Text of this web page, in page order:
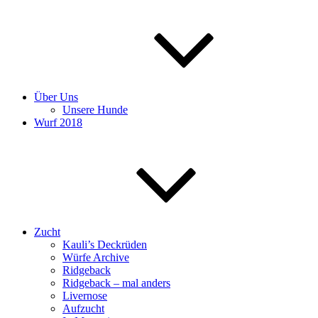
Über Uns
Unsere Hunde
Wurf 2018
Zucht
Kauli’s Deckrüden
Würfe Archive
Ridgeback
Ridgeback – mal anders
Livernose
Aufzucht